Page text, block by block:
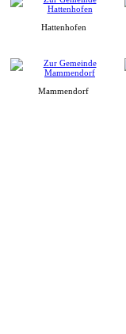
Hattenhofen
Mammendorf